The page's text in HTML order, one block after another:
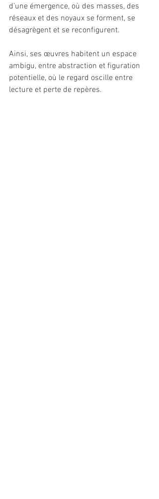
d’une émergence, où des masses, des
réseaux et des noyaux se forment, se
désagrègent et se reconfigurent.
Ainsi, ses œuvres habitent un espace
ambigu, entre abstraction et figuration
potentielle, où le regard oscille entre
lecture et perte de repères.